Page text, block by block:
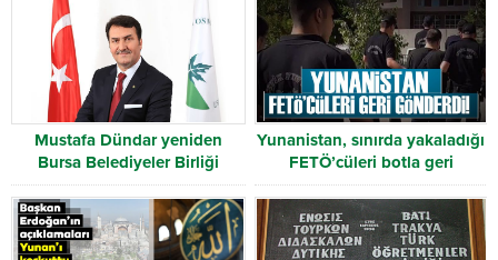
Mustafa Dündar yeniden
Bursa Belediyeler Birliği
Başkanı oldu
Yunanistan, sınırda yakaladığı
FETÖ’cüleri botla geri
gönderdi